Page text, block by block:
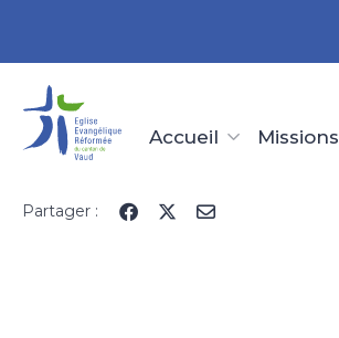
Accueil Missions
Partager :